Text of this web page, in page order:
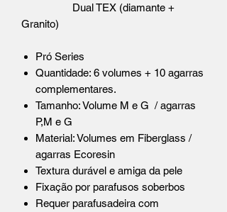
Dual TEX (diamante +
Granito)
Pró Series
Quantidade: 6 volumes + 10 agarras
complementares.
Tamanho: Volume M e G / agarras
P,M e G
Material: Volumes em Fiberglass /
agarras Ecoresin
Textura durável e amiga da pele
Fixação por parafusos soberbos
Requer parafusadeira com